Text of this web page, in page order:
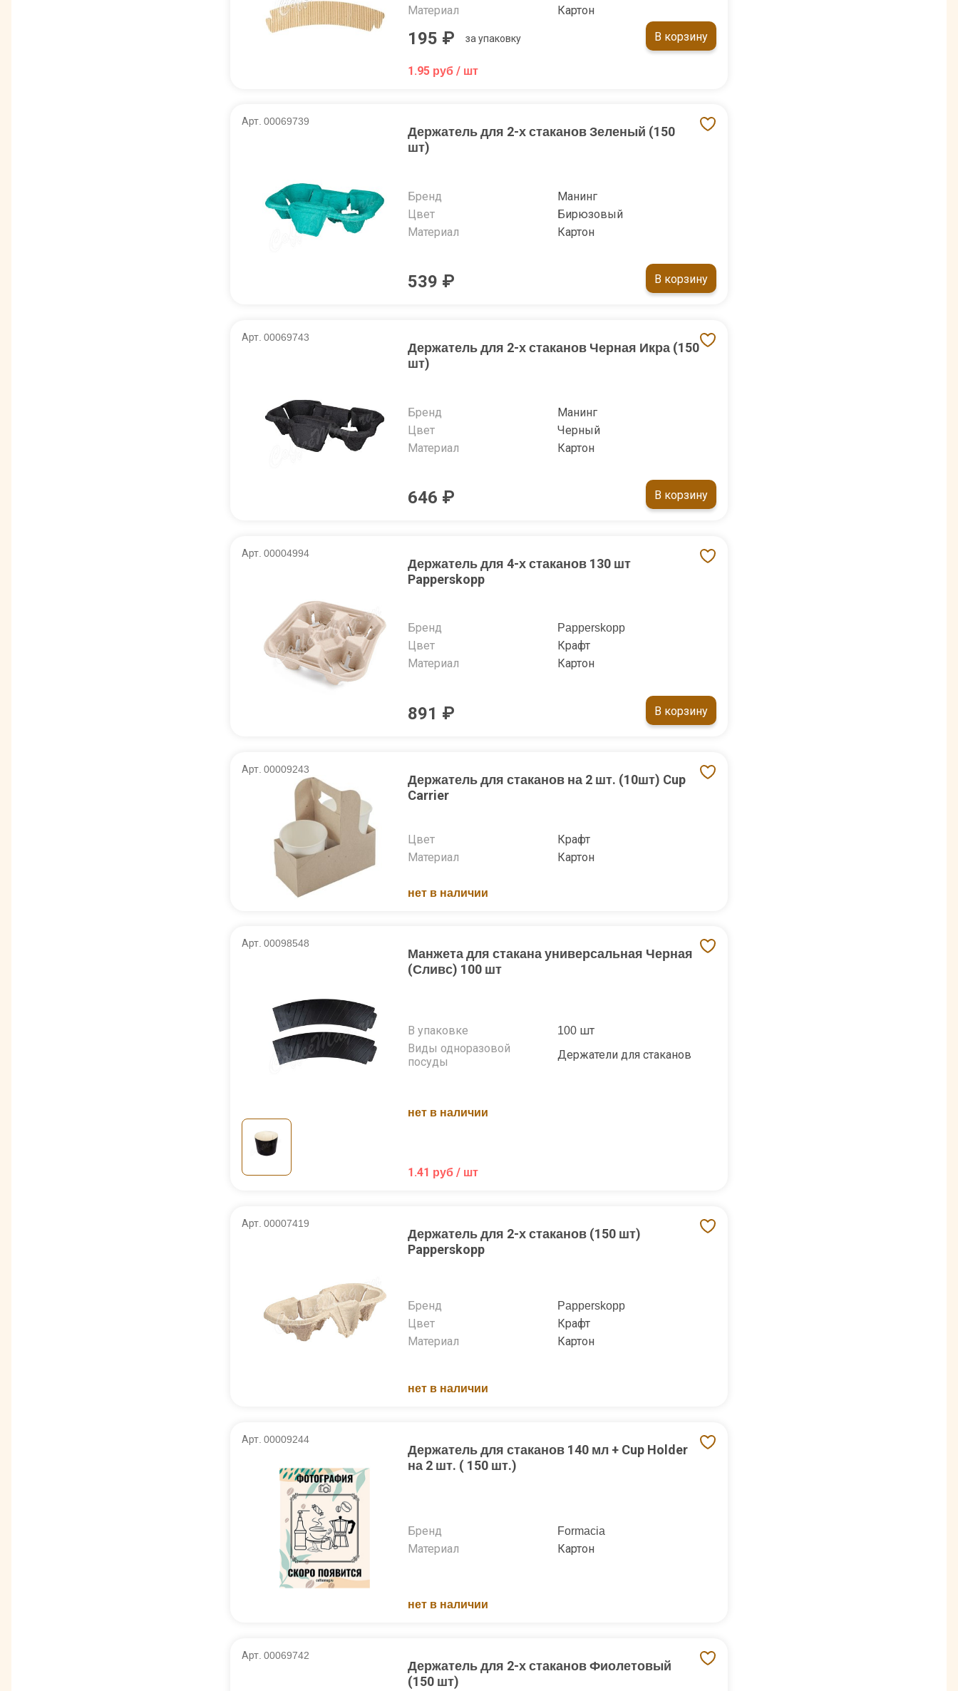
Материал
Картон
195 ₽ за упаковку В корзину
1.95 руб / шт
Арт. 00069739
Держатель для 2-х стаканов Зеленый (150
шт)
Бренд
Манинг
Цвет
Бирюзовый
Материал
Картон
539 ₽ В корзину
Арт. 00069743
Держатель для 2-х стаканов Черная Икра (150
шт)
Бренд
Манинг
Цвет
Черный
Материал
Картон
646 ₽ В корзину
Арт. 00004994
Держатель для 4-х стаканов 130 шт
Papperskopp
Бренд
Papperskopp
Цвет
Крафт
Материал
Картон
891 ₽ В корзину
Арт. 00009243
Держатель для стаканов на 2 шт. (10шт) Cup
Carrier
Цвет
Крафт
Материал
Картон
нет в наличии
Арт. 00098548
Манжета для стакана универсальная Черная
(Сливс) 100 шт
В упаковке
100 шт
Виды одноразовой
посуды
Держатели для стаканов
нет в наличии
1.41 руб / шт
Арт. 00007419
Держатель для 2-х стаканов (150 шт)
Papperskopp
Бренд
Papperskopp
Цвет
Крафт
Материал
Картон
нет в наличии
Арт. 00009244
Держатель для стаканов 140 мл + Cup Holder
на 2 шт. ( 150 шт.)
Бренд
Formacia
Материал
Картон
нет в наличии
Арт. 00069742
Держатель для 2-х стаканов Фиолетовый
(150 шт)